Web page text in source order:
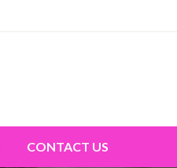
CONTACT US